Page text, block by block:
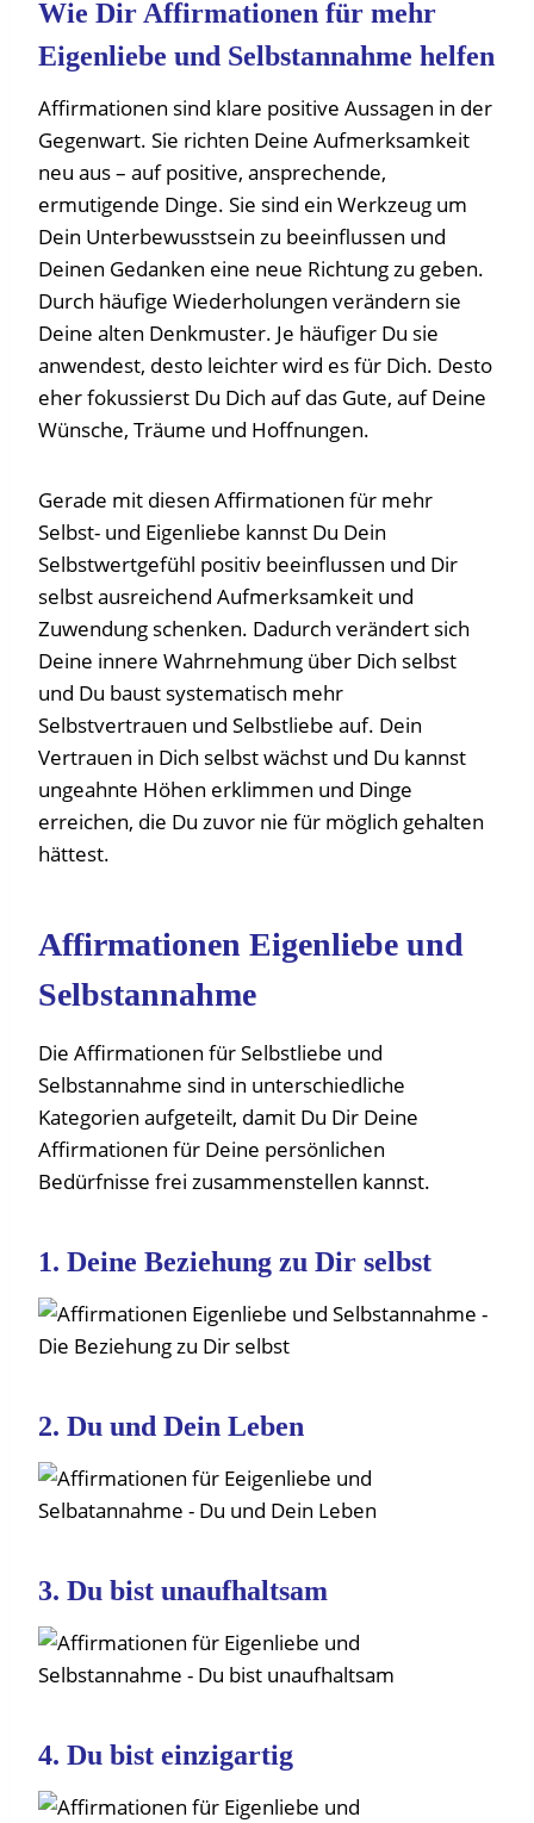
Wie Dir Affirmationen für mehr
Eigenliebe und Selbstannahme helfen
Affirmationen sind klare positive Aussagen in der
Gegenwart. Sie richten Deine Aufmerksamkeit
neu aus – auf positive, ansprechende,
ermutigende Dinge. Sie sind ein Werkzeug um
Dein Unterbewusstsein zu beeinflussen und
Deinen Gedanken eine neue Richtung zu geben.
Durch häufige Wiederholungen verändern sie
Deine alten Denkmuster. Je häufiger Du sie
anwendest, desto leichter wird es für Dich. Desto
eher fokussierst Du Dich auf das Gute, auf Deine
Wünsche, Träume und Hoffnungen.
Gerade mit diesen Affirmationen für mehr
Selbst- und Eigenliebe kannst Du Dein
Selbstwertgefühl positiv beeinflussen und Dir
selbst ausreichend Aufmerksamkeit und
Zuwendung schenken. Dadurch verändert sich
Deine innere Wahrnehmung über Dich selbst
und Du baust systematisch mehr
Selbstvertrauen und Selbstliebe auf. Dein
Vertrauen in Dich selbst wächst und Du kannst
ungeahnte Höhen erklimmen und Dinge
erreichen, die Du zuvor nie für möglich gehalten
hättest.
Affirmationen Eigenliebe und
Selbstannahme
Die Affirmationen für Selbstliebe und
Selbstannahme sind in unterschiedliche
Kategorien aufgeteilt, damit Du Dir Deine
Affirmationen für Deine persönlichen
Bedürfnisse frei zusammenstellen kannst.
1. Deine Beziehung zu Dir selbst
2. Du und Dein Leben
3. Du bist unaufhaltsam
4. Du bist einzigartig